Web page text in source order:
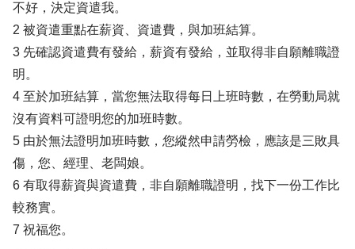
不好，決定資遣我。
2 被資遣重點在薪資、資遣費，與加班結算。
3 先確認資遣費有發給，薪資有發給，並取得非自願離職證
明。
4 至於加班結算，當您無法取得每日上班時數，在勞動局就
沒有資料可證明您的加班時數。
5 由於無法證明加班時數，您縱然申請勞檢，應該是三敗具
傷，您、經理、老闆娘。
6 有取得薪資與資遣費，非自願離職證明，找下一份工作比
較務實。
7 祝福您。